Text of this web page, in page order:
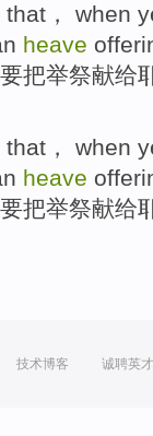
that， when
heave
把举祭献给
that， when
heave
把举祭献给
技术博客 诚聘英才